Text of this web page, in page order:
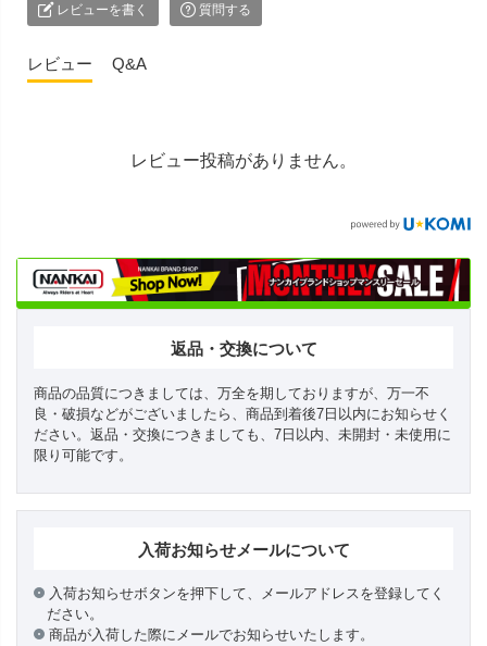
レビューを書く 質問する
レビュー Q&A
レビュー投稿がありません。
返品・交換について
商品の品質につきましては、万全を期しておりますが、万一不
良・破損などがございましたら、商品到着後7日以内にお知らせく
ださい。返品・交換につきましても、7日以内、未開封・未使用に
限り可能です。
入荷お知らせメールについて
入荷お知らせボタンを押下して、メールアドレスを登録してく
ださい。
商品が入荷した際にメールでお知らせいたします。